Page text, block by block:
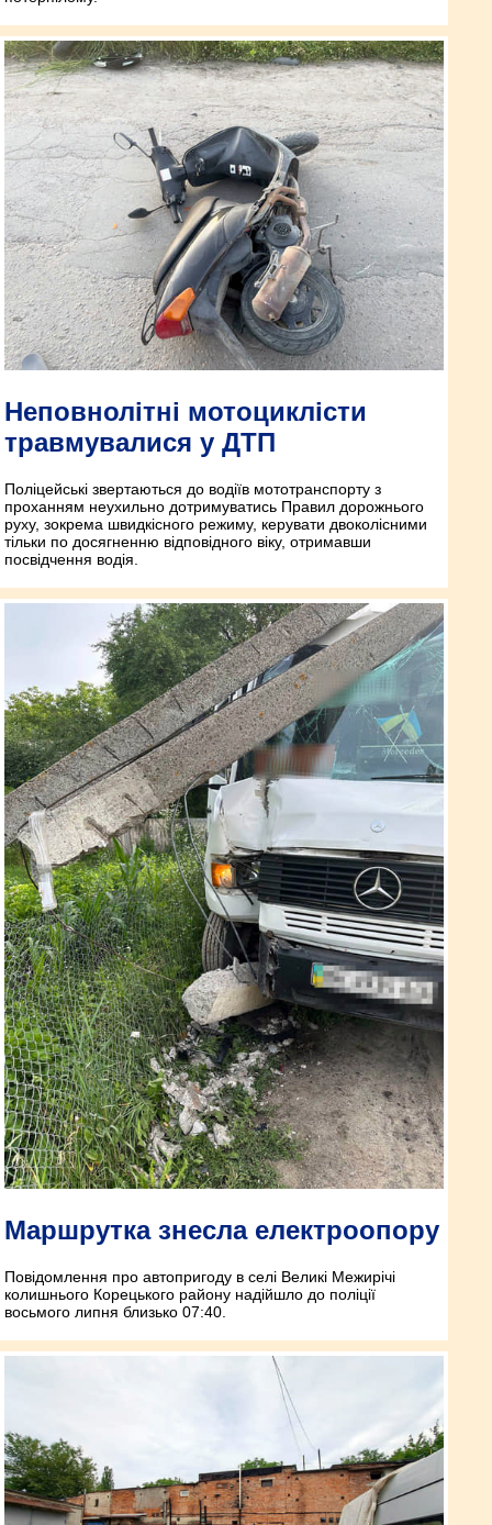
Неповнолітні мотоциклісти
травмувалися у ДТП
Поліцейські звертаються до водіїв мототранспорту з
проханням неухильно дотримуватись Правил дорожнього
руху, зокрема швидкісного режиму, керувати двоколісними
тільки по досягненню відповідного віку, отримавши
посвідчення водія.
Маршрутка знесла електроопору
Повідомлення про автопригоду в селі Великі Межирічі
колишнього Корецького району надійшло до поліції
восьмого липня близько 07:40.